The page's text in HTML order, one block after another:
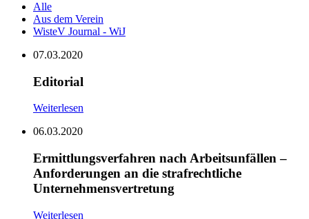
Alle
Aus dem Verein
WisteV Journal - WiJ
07.03.2020
Editorial
Weiterlesen
06.03.2020
Ermittlungsverfahren nach Arbeitsunfällen –
Anforderungen an die strafrechtliche
Unternehmensvertretung
Weiterlesen